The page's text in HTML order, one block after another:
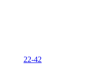
22-42